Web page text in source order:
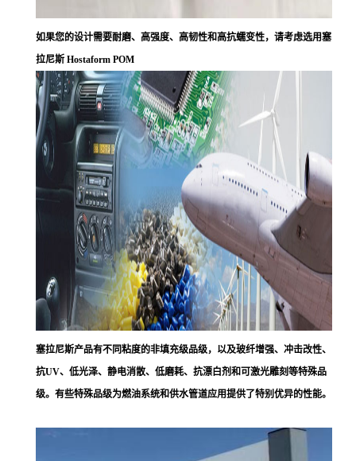
如果您的设计需要耐磨、高强度、高韧性和高抗蠕变性，请考虑选用塞
拉尼斯 Hostaform POM
塞拉尼斯产品有不同粘度的非填充级品级，以及玻纤增强、冲击改性、
抗UV、低光泽、静电消散、低磨耗、抗漂白剂和可激光雕刻等特殊品
级。有些特殊品级为燃油系统和供水管道应用提供了特别优异的性能。